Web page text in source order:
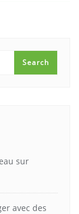
sur
avec des